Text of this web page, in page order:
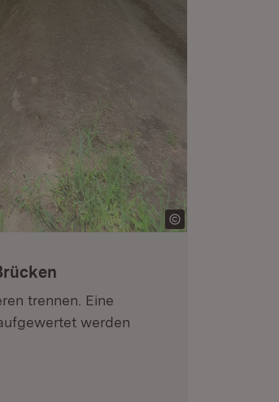
trennen. Eine
werden